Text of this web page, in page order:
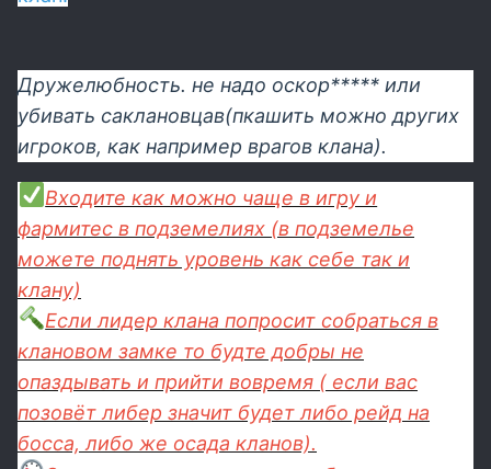
Дружелюбность. не надо оскор***** или
убивать саклановцав(пкашить можно других
игроков, как например врагов клана).
Входите как можно чаще в игру и
фармитес в подземелиях (в подземелье
можете поднять уровень как себе так и
клану)
Если лидер клана попросит собраться в
клановом замке то будте добры не
опаздывать и прийти вовремя ( если вас
позовёт либер значит будет либо рейд на
босса, либо же осада кланов).